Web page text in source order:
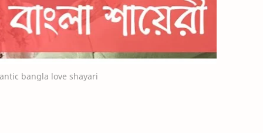
bangla love shayari